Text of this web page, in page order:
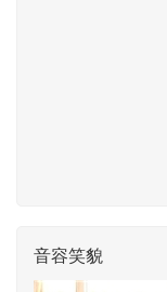
音容笑貌